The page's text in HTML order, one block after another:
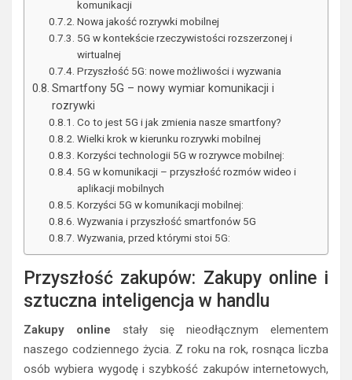
komunikacji
Nowa jakość rozrywki mobilnej
5G w kontekście rzeczywistości rozszerzonej i
wirtualnej
Przyszłość 5G: nowe możliwości i wyzwania
Smartfony 5G – nowy wymiar komunikacji i
rozrywki
Co to jest 5G i jak zmienia nasze smartfony?
Wielki krok w kierunku rozrywki mobilnej
Korzyści technologii 5G w rozrywce mobilnej:
5G w komunikacji – przyszłość rozmów wideo i
aplikacji mobilnych
Korzyści 5G w komunikacji mobilnej:
Wyzwania i przyszłość smartfonów 5G
Wyzwania, przed którymi stoi 5G:
Przyszłość zakupów: Zakupy online i
sztuczna inteligencja w handlu
Zakupy online stały się nieodłącznym elementem
naszego codziennego życia. Z roku na rok, rosnąca liczba
osób wybiera wygodę i szybkość zakupów internetowych,